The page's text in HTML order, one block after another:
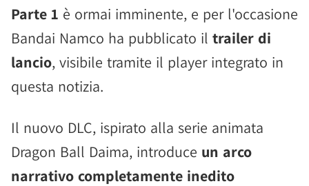
Parte 1 è ormai imminente, e per l'occasione
Bandai Namco ha pubblicato il trailer di
lancio, visibile tramite il player integrato in
questa notizia.
Il nuovo DLC, ispirato alla serie animata
Dragon Ball Daima, introduce un arco
narrativo completamente inedito